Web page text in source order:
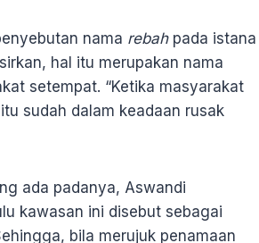
nama rebahpada istana
hal itu merupakan nama
setempat. “Ketika masyarakat
sudah dalam keadaan rusak
ada padanya, Aswandi
kawasan ini disebut sebagai
bila merujuk penamaan